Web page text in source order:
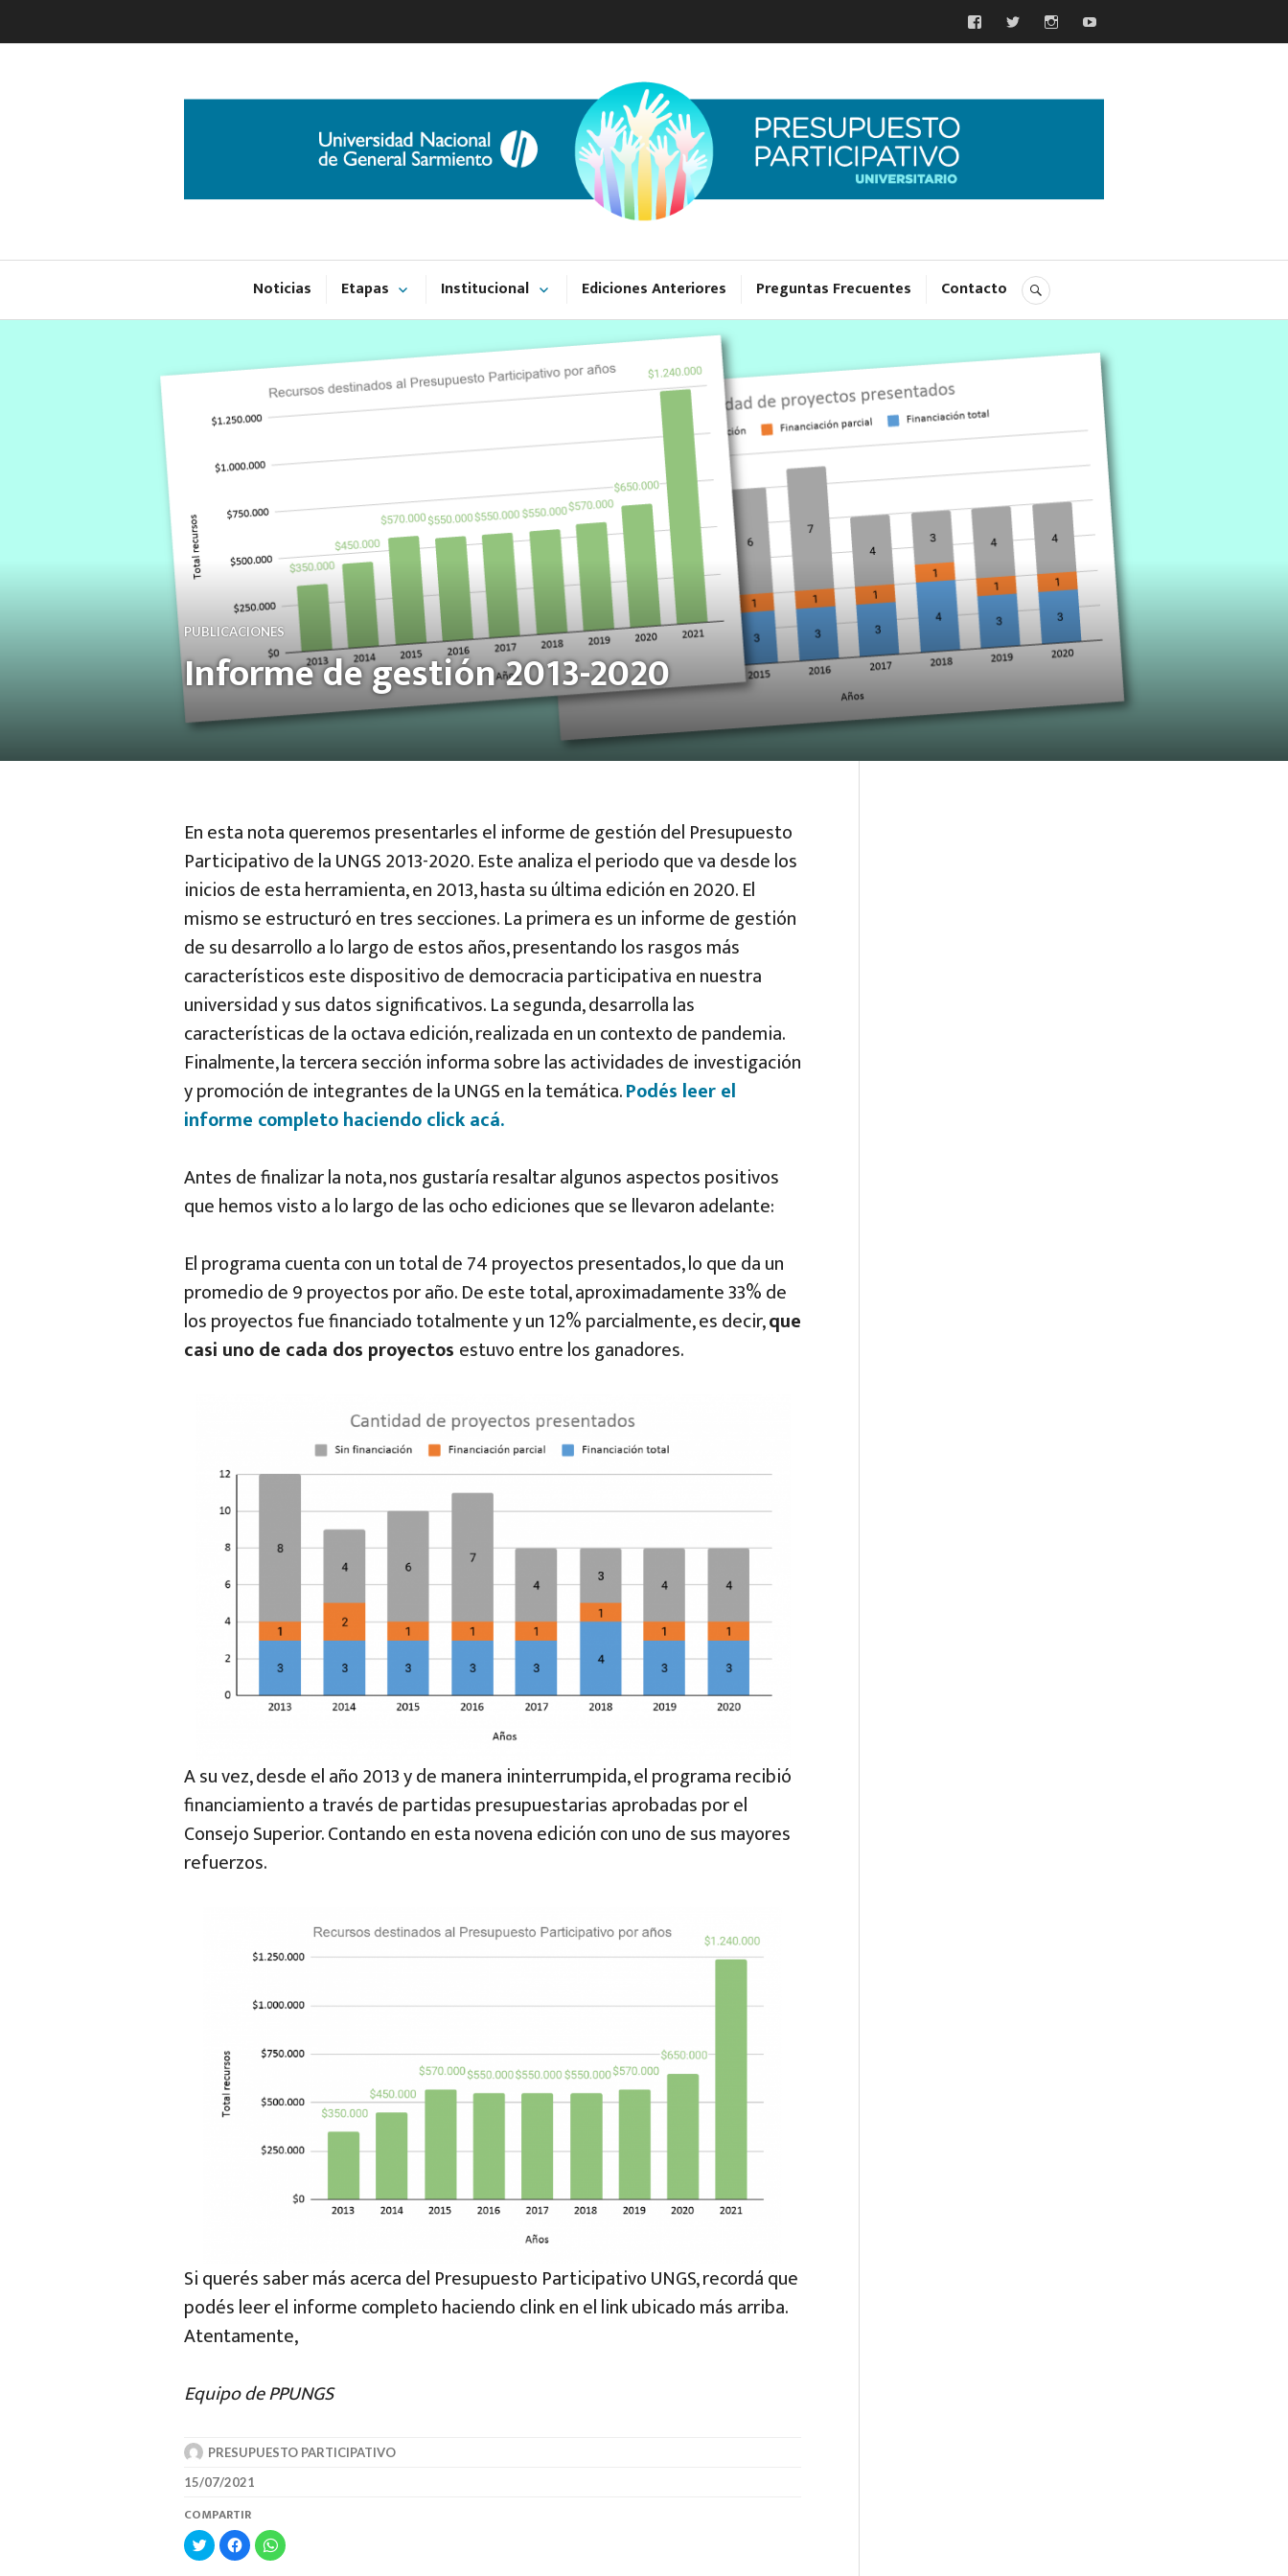
al
FacebookTwitter
Insta
Presupuesto Participativo
UNGS
Noticias Etapas Institucional Ediciones Anteriores Preguntas Frecuentes Contacto BUSCAR
PUBLICACIONES
Informe de gestión 2013-2020
En esta nota queremos presentarles el informe de gestión del Presupuesto
Participativo de la UNGS 2013-2020. Este analiza el periodo que va desde los
inicios de esta herramienta, en 2013, hasta su última edición en 2020. El
mismo se estructuró en tres secciones. La primera es un informe de gestión
de su desarrollo a lo largo de estos años, presentando los rasgos más
característicos este dispositivo de democracia participativa en nuestra
universidad y sus datos significativos. La segunda, desarrolla las
características de la octava edición, realizada en un contexto de pandemia.
Finalmente, la tercera sección informa sobre las actividades de investigación
y promoción de integrantes de la UNGS en la temática.Podés leer el
informe completo haciendo click acá.
Antes de finalizar la nota, nos gustaría resaltar algunos aspectos positivos
que hemos visto a lo largo de las ocho ediciones que se llevaron adelante:
El programa cuenta con un total de 74 proyectos presentados, lo que da un
promedio de 9 proyectos por año. De este total, aproximadamente 33% de
los proyectos fue financiado totalmente y un 12% parcialmente, es decir,que
casi uno de cada dos proyectos estuvo entre los ganadores.
A su vez, desde el año 2013 y de manera ininterrumpida, el programa recibió
financiamiento a través de partidas presupuestarias aprobadas por el
Consejo Superior. Contando en esta novena edición con uno de sus mayores
refuerzos.
Si querés saber más acerca del Presupuesto Participativo UNGS, recordá que
podés leer el informe completo haciendo clink en el link ubicado más arriba.
Atentamente,
Equipo de PPUNGS
PRESUPUESTO PARTICIPATIVO
15/07/2021
COMPARTIR
HAZ
CLIC
PARA
HAZ
CLIC
PARA
HAZ
CLIC